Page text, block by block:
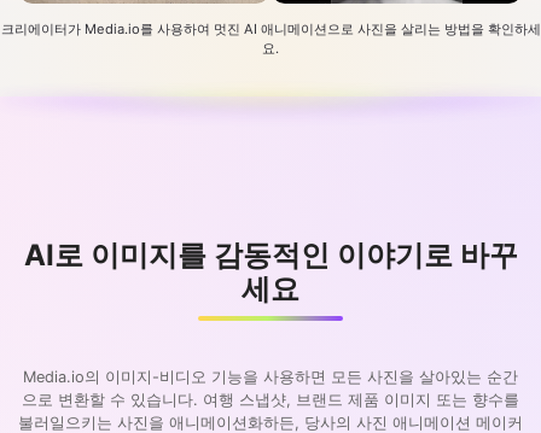
크리에이터가 Media.io를 사용하여 멋진 AI 애니메이션으로 사진을 살리는 방법을 확인하세
요.
AI로 이미지를 감동적인 이야기로 바꾸
세요
Media.io의 이미지-비디오 기능을 사용하면 모든 사진을 살아있는 순간
으로 변환할 수 있습니다. 여행 스냅샷, 브랜드 제품 이미지 또는 향수를
불러일으키는 사진을 애니메이션화하든, 당사의 사진 애니메이션 메이커